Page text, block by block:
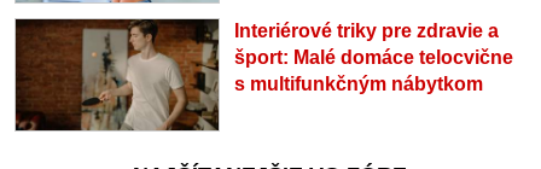
Interiérové triky pre zdravie a
šport: Malé domáce telocvične
s multifunkčným nábytkom